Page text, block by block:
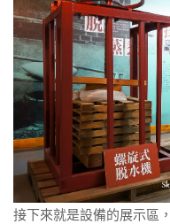
接下來就是設備的展示區